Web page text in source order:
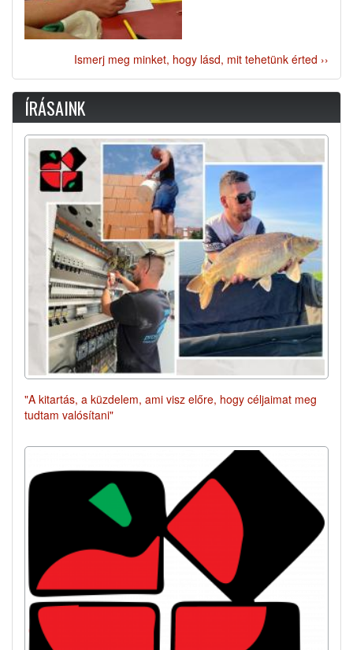
Ismerj meg minket, hogy lásd, mit tehetünk érted ››
ÍRÁSAINK
"A kitartás, a küzdelem, ami visz előre, hogy céljaimat meg
tudtam valósítani"